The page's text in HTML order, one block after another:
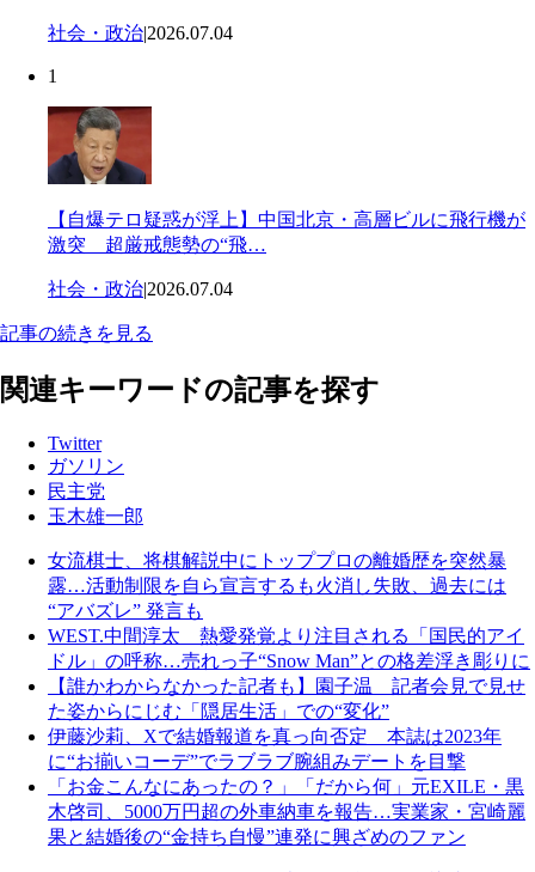
社会・政治|2026.07.04
1
【自爆テロ疑惑が浮上】中国北京・高層ビルに飛行機が
激突 超厳戒態勢の“飛…
社会・政治|2026.07.04
記事の続きを見る
関連キーワードの記事を探す
Twitter
ガソリン
民主党
玉木雄一郎
女流棋士、将棋解説中にトッププロの離婚歴を突然暴
露…活動制限を自ら宣言するも火消し失敗、過去には
“アバズレ” 発言も
WEST.中間淳太 熱愛発覚より注目される「国民的アイ
ドル」の呼称…売れっ子“Snow Man”との格差浮き彫りに
【誰かわからなかった記者も】園子温 記者会見で見せ
た姿からにじむ「隠居生活」での“変化”
伊藤沙莉、Xで結婚報道を真っ向否定 本誌は2023年
に“お揃いコーデ”でラブラブ腕組みデートを目撃
「お金こんなにあったの？」「だから何」元EXILE・黒
木啓司、5000万円超の外車納車を報告…実業家・宮崎麗
果と結婚後の“金持ち自慢”連発に興ざめのファン